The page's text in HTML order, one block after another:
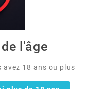
l'âge
avez 18 ans ou plus